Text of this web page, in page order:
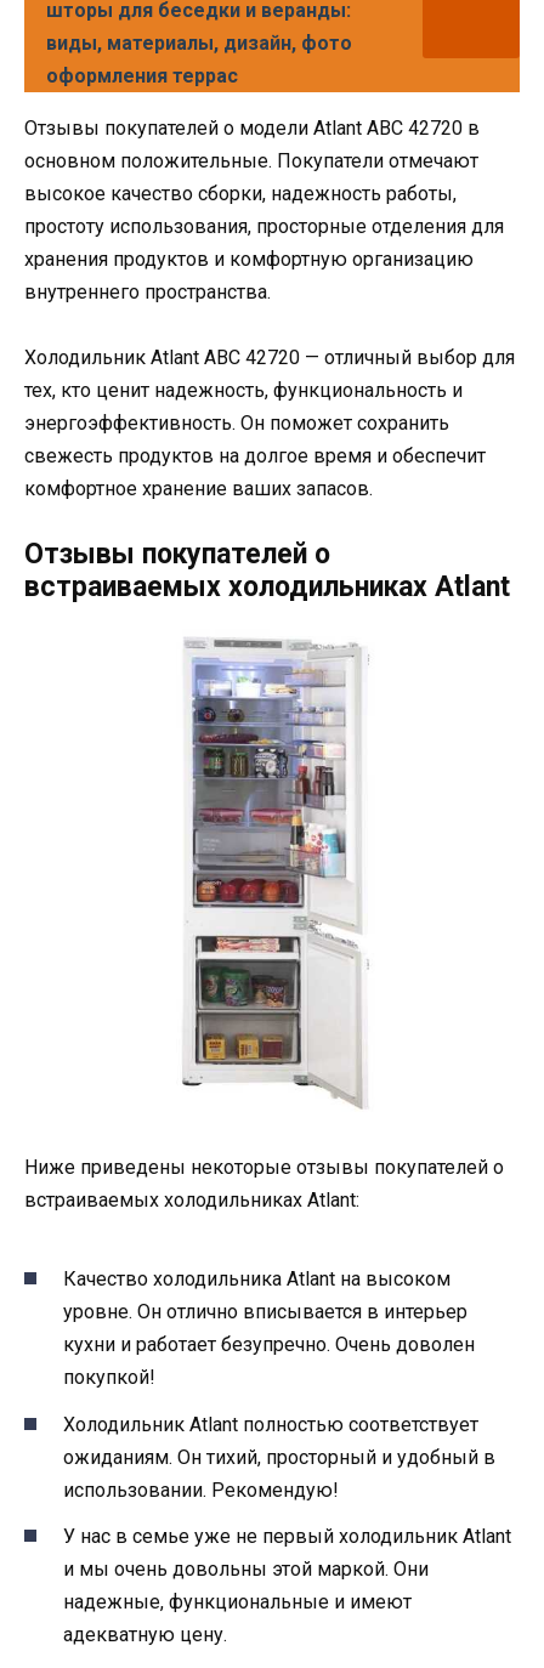
шторы для беседки и веранды:
виды, материалы, дизайн, фото
оформления террас
Отзывы покупателей о модели Аtlant ABC 42720 в
основном положительные. Покупатели отмечают
высокое качество сборки, надежность работы,
простоту использования, просторные отделения для
хранения продуктов и комфортную организацию
внутреннего пространства.
Холодильник Аtlant ABC 42720 — отличный выбор для
тех, кто ценит надежность, функциональность и
энергоэффективность. Он поможет сохранить
свежесть продуктов на долгое время и обеспечит
комфортное хранение ваших запасов.
Отзывы покупателей о
встраиваемых холодильниках Аtlant
Ниже приведены некоторые отзывы покупателей о
встраиваемых холодильниках Аtlant:
Качество холодильника Аtlant на высоком
уровне. Он отлично вписывается в интерьер
кухни и работает безупречно. Очень доволен
покупкой!
Холодильник Аtlant полностью соответствует
ожиданиям. Он тихий, просторный и удобный в
использовании. Рекомендую!
У нас в семье уже не первый холодильник Аtlant
и мы очень довольны этой маркой. Они
надежные, функциональные и имеют
адекватную цену.